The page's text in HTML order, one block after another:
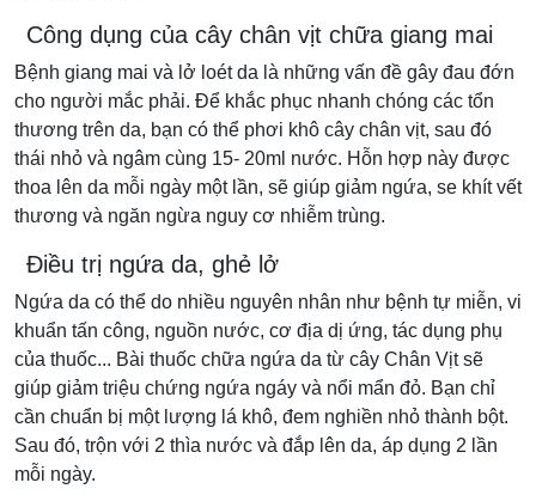
Công dụng của cây chân vịt chữa giang mai
Bệnh giang mai và lở loét da là những vấn đề gây đau đớn
cho người mắc phải. Để khắc phục nhanh chóng các tổn
thương trên da, bạn có thể phơi khô cây chân vịt, sau đó
thái nhỏ và ngâm cùng 15- 20ml nước. Hỗn hợp này được
thoa lên da mỗi ngày một lần, sẽ giúp giảm ngứa, se khít vết
thương và ngăn ngừa nguy cơ nhiễm trùng.
Điều trị ngứa da, ghẻ lở
Ngứa da có thể do nhiều nguyên nhân như bệnh tự miễn, vi
khuẩn tấn công, nguồn nước, cơ địa dị ứng, tác dụng phụ
của thuốc... Bài thuốc chữa ngứa da từ cây Chân Vịt sẽ
giúp giảm triệu chứng ngứa ngáy và nổi mẩn đỏ. Bạn chỉ
cần chuẩn bị một lượng lá khô, đem nghiền nhỏ thành bột.
Sau đó, trộn với 2 thìa nước và đắp lên da, áp dụng 2 lần
mỗi ngày.